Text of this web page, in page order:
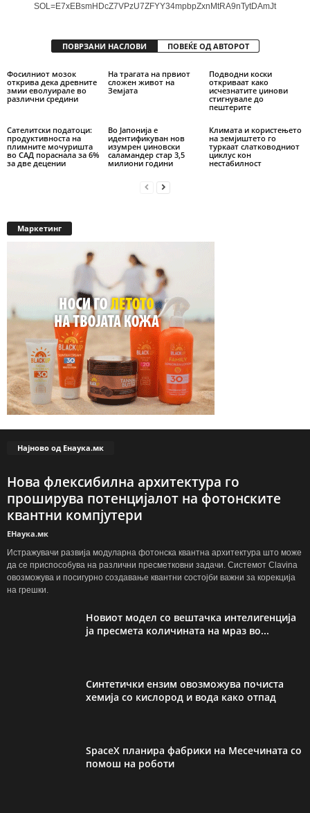
SOL=E7xEBsmHDcZ7VPzU7ZFYY34mpbpZxnMtRA9nTytDAmJt
ПОВРЗАНИ НАСЛОВИ ПОВЕЌЕ ОД АВТОРОТ
Фосилниот мозок
открива дека древните
змии еволуирале во
различни средини
На трагата на првиот
сложен живот на
Земјата
Подводни коски
откриваат како
исчезнатите џинови
стигнувале до
пештерите
Сателитски податоци:
продуктивноста на
плимните мочуришта
во САД пораснала за 6%
за две децении
Во Јапонија е
идентификуван нов
изумрен џиновски
саламандер стар 3,5
милиони години
Климата и користењето
на земјиштето го
туркаат слатководниот
циклус кон
нестабилност
Маркетинг
Најново од Енаука.мк
Нова флексибилна архитектура го
проширува потенцијалот на фотонските
квантни компјутери
ЕНаука.мк
Истражувачи развија модуларна фотонска квантна архитектура што може
да се приспособува на различни пресметковни задачи. Системот Clavina
овозможува и посигурно создавање квантни состојби важни за корекција
на грешки.
Новиот модел со вештачка интелигенција
ја пресмета количината на мраз во...
Синтетички ензим овозможува почиста
хемија со кислород и вода како отпад
SpaceX планира фабрики на Месечината со
помош на роботи